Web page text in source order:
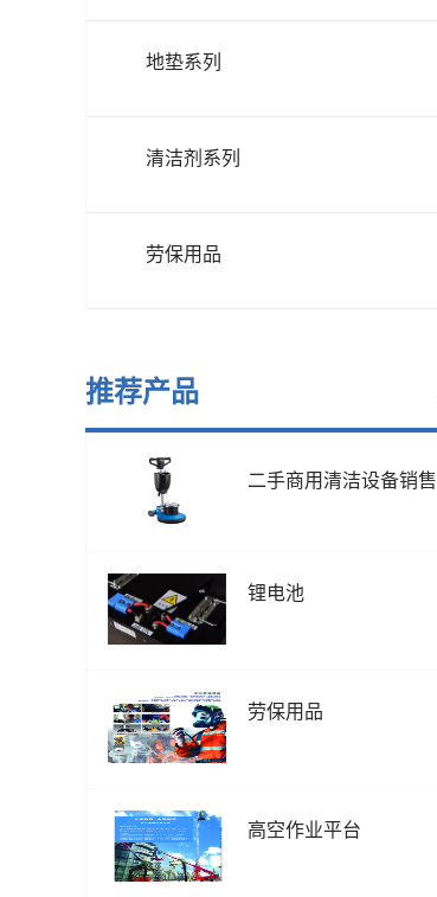
地垫系列
清洁剂系列
劳保用品
推荐产品
二手商用清洁设备销售
锂电池
劳保用品
高空作业平台